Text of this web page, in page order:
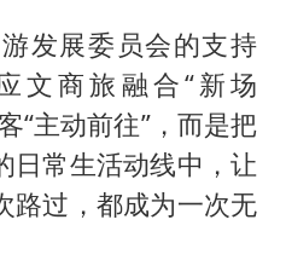
发展委员会的支持
文商旅融合“新场
主动前往”，而是把
日常生活动线中，让
路过，都成为一次无